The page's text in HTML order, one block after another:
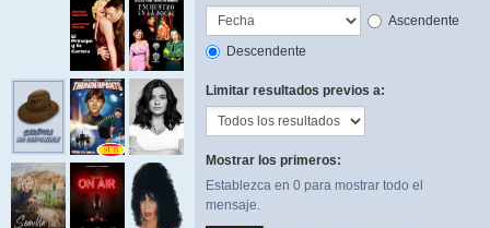
Ascendente
Descendente
Limitar resultados previos a:
Mostrar los primeros:
Establezca en 0 para mostrar todo el
mensaje.